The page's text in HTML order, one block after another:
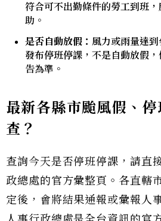
符合可不出勤條件的勞工到班
助。
是否自動放假： 風力或雨量達到
發布停班停課，不是自動放假
告為準。
最新各縣市颱風假、
查？
查詢今天是否停班停課，請直
政總處的官方彙整頁。各直轄
定後，會將結果通報或彙報人